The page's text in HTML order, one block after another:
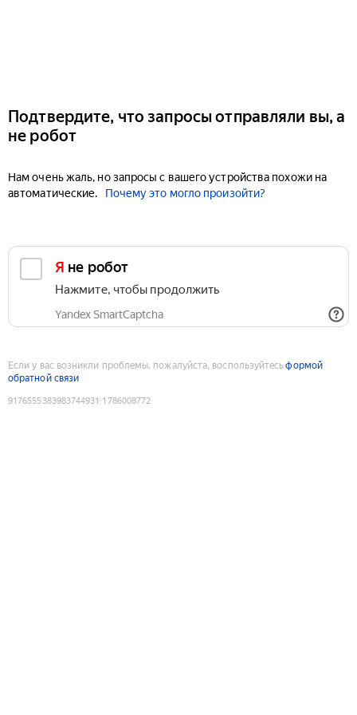
Подтвердите, что запросы отправляли вы, а
не робот
Нам очень жаль, но запросы с вашего устройства похожи на
автоматические.
Почему это могло произойти?
Я не робот
Нажмите, чтобы продолжить
Yandex SmartCaptcha
Если у вас возникли проблемы, пожалуйста, воспользуйтесьформой
обратной связи
9176555383983744931 :1786008772